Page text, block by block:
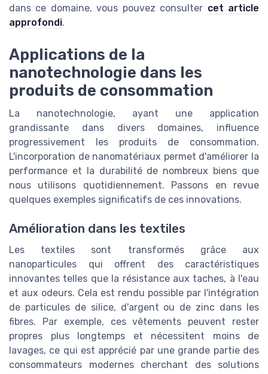
dans ce domaine, vous pouvez consulter cet article
approfondi.
Applications de la
nanotechnologie dans les
produits de consommation
La nanotechnologie, ayant une application
grandissante dans divers domaines, influence
progressivement les produits de consommation.
L'incorporation de nanomatériaux permet d'améliorer la
performance et la durabilité de nombreux biens que
nous utilisons quotidiennement. Passons en revue
quelques exemples significatifs de ces innovations.
Amélioration dans les textiles
Les textiles sont transformés grâce aux
nanoparticules qui offrent des caractéristiques
innovantes telles que la résistance aux taches, à l'eau
et aux odeurs. Cela est rendu possible par l'intégration
de particules de silice, d'argent ou de zinc dans les
fibres. Par exemple, ces vêtements peuvent rester
propres plus longtemps et nécessitent moins de
lavages, ce qui est apprécié par une grande partie des
consommateurs modernes cherchant des solutions